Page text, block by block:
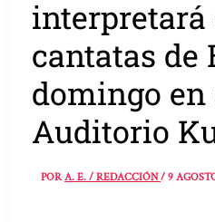
interpretará
cantatas de
domingo en
Auditorio
PORA. E. / REDACCIÓN/9